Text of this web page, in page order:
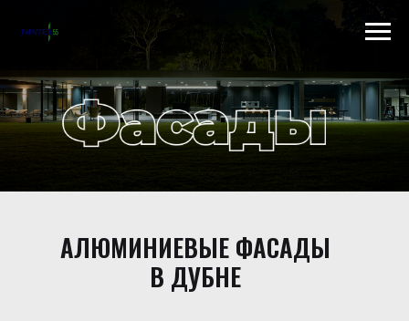
Scroll to top →
АЛЮМИНИЕВЫЕ ФАСАДЫ
В ДУБНЕ